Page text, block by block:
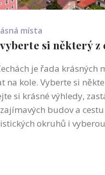
místa
si některý z
je řada krásných
na kole. Vyberte si
si krásné výhledy,
budov a
okruhů i vyberou